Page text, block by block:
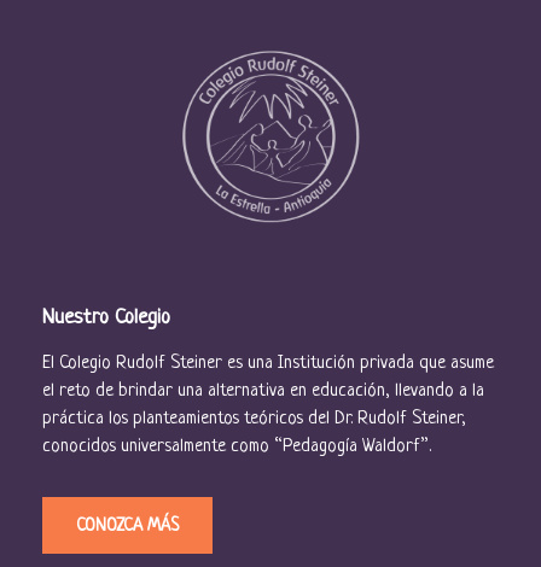
Nuestro Colegio
El Colegio Rudolf Steiner es una Institución privada que asume
el reto de brindar una alternativa en educación, llevando a la
práctica los planteamientos teóricos del Dr. Rudolf Steiner,
conocidos universalmente como “Pedagogía Waldorf”.
CONOZCA MÁS